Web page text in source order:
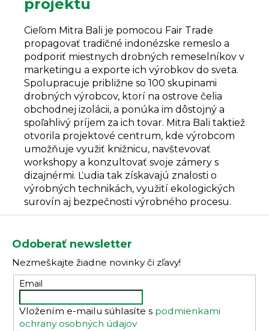
projektu
Cieľom Mitra Bali je pomocou Fair Trade
propagovať tradičné indonézske remeslo a
podporiť miestnych drobných remeselníkov v
marketingu a exporte ich výrobkov do sveta.
Spolupracuje približne so 100 skupinami
drobných výrobcov, ktorí na ostrove čelia
obchodnej izolácii, a ponúka im dôstojný a
spoľahlivý príjem za ich tovar. Mitra Bali taktiež
otvorila projektové centrum, kde výrobcom
umožňuje využiť knižnicu, navštevovať
workshopy a konzultovať svoje zámery s
dizajnérmi. Ľudia tak získavajú znalosti o
výrobných technikách, využití ekologických
surovín aj bezpečnosti výrobného procesu.
Odoberať newsletter
Nezmeškajte žiadne novinky či zľavy!
Email
Vložením e-mailu súhlasíte s podmienkami
ochrany osobných údajov